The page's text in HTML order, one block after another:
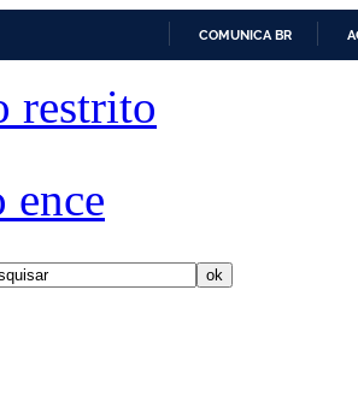
COMUNICA BR
restrito